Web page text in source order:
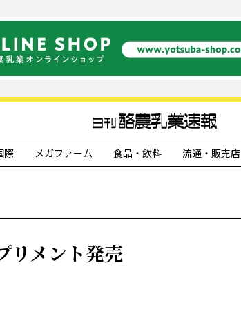
際 メガファーム 食品・飲料 流通・販売店
リメント発売